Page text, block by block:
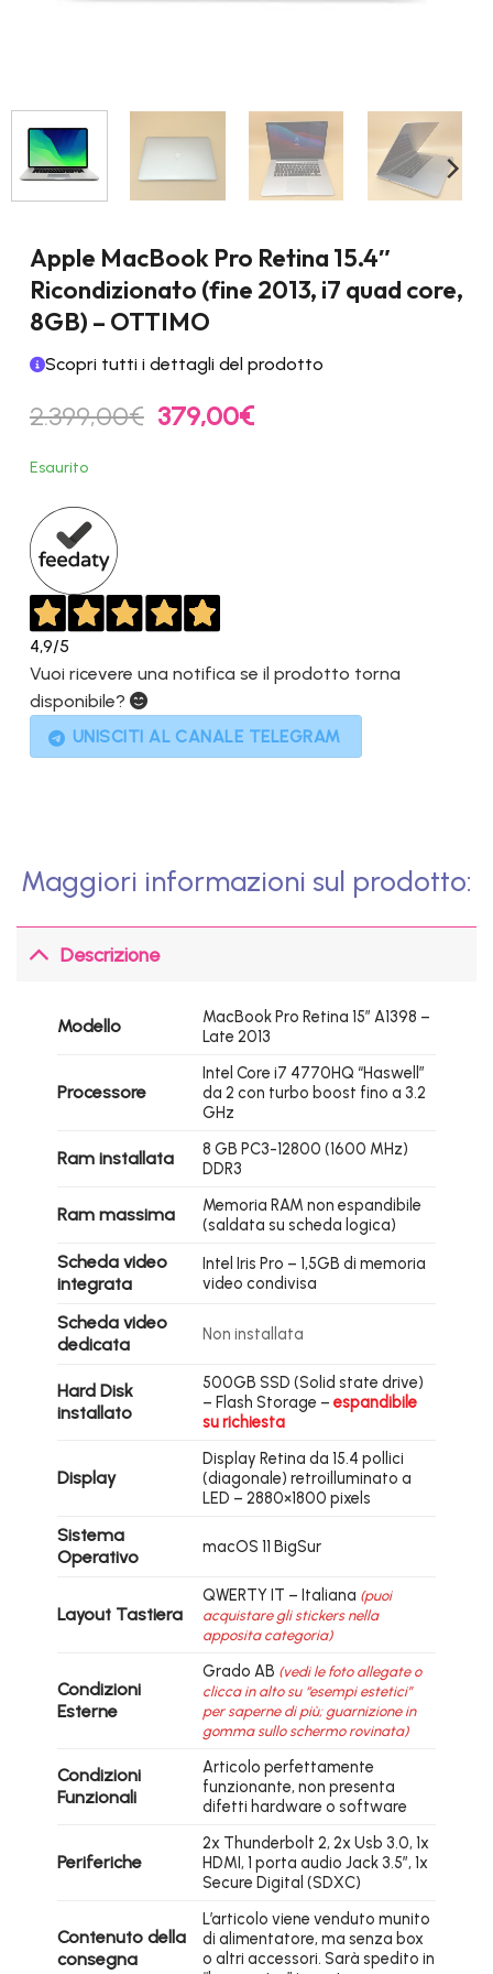
Apple MacBook Pro Retina 15.4″
Ricondizionato (fine 2013, i7 quad core,
8GB) – OTTIMO
Scopri tutti i dettagli del prodotto
2.399,00€ Il
prezzo
379,00€Il
Esaurito
4,9/5
Vuoi ricevere una notifica se il prodotto torna
disponibile?
UNISCITI AL CANALE TELEGRAM
Maggiori informazioni sul prodotto:
Descrizione
Modello
MacBook Pro Retina 15″ A1398 –
Late 2013
Processore
Intel Core i7 4770HQ “Haswell”
da 2 con turbo boost fino a 3.2
GHz
Ram installata
8 GB PC3-12800 (1600 MHz)
DDR3
Ram massima
Memoria RAM non espandibile
(saldata su scheda logica)
Scheda video
integrata
Intel Iris Pro – 1,5GB di memoria
video condivisa
Scheda video
dedicata
Non installata
Hard Disk
installato
500GB SSD (Solid state drive)
– Flash Storage – espandibile
su richiesta
Display
Display Retina da 15.4 pollici
(diagonale) retroilluminato a
LED – 2880×1800 pixels
Sistema
Operativo
macOS 11 BigSur
Layout Tastiera
QWERTY IT – Italiana (puoi
acquistare gli stickers nella
apposita categoria)
Condizioni
Esterne
Grado AB (vedi le foto allegate o
clicca in alto su “esempi estetici”
per saperne di più; guarnizione in
gomma sullo schermo rovinata)
Condizioni
Funzionali
Articolo perfettamente
funzionante, non presenta
difetti hardware o software
Periferiche
2x Thunderbolt 2, 2x Usb 3.0, 1x
HDMI, 1 porta audio Jack 3.5″, 1x
Secure Digital (SDXC)
Contenuto della
consegna
L’articolo viene venduto munito
di alimentatore, ma senza box
o altri accessori. Sarà spedito in